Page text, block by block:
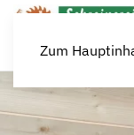
Zum